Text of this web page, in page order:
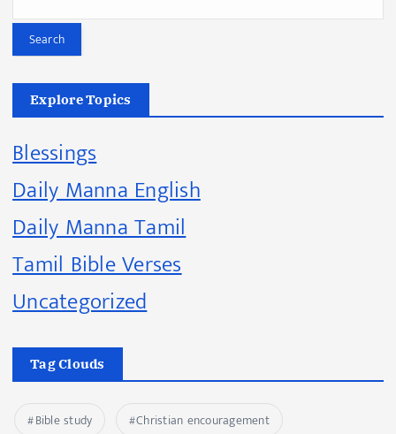
Search
Explore Topics
Blessings
Daily Manna English
Daily Manna Tamil
Tamil Bible Verses
Uncategorized
Tag Clouds
Bible study Christian encouragement